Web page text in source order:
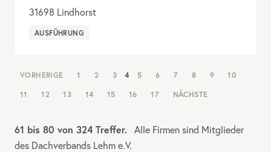
31698 Lindhorst
AUSFÜHRUNG
NAV:
VORHERIGE 1 2 3 4 5 6 7 8 9
10
11
12 13 14 15 16 17 NÄCHSTE
61 bis 80 von 324 Treffer. Alle Firmen sind Mitglieder
des Dachverbands Lehm e.V.